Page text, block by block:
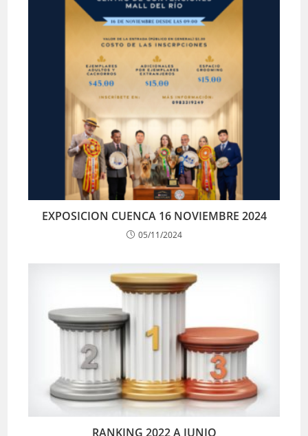
EXPOSICION CUENCA 16 NOVIEMBRE 2024
05/11/2024
RANKING 2022 A JUNIO